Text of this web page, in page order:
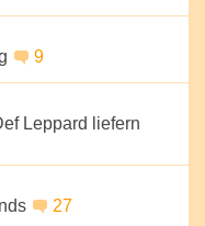
9
Leppard liefern
27